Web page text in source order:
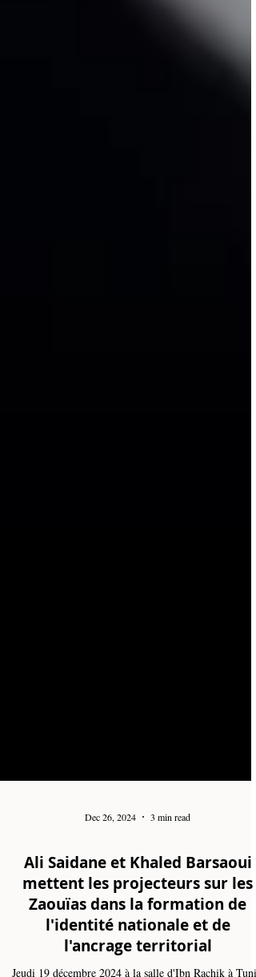
Dec 26, 2024 3 min read
Ali Saidane et Khaled Barsaoui
mettent les projecteurs sur les
Zaouïas dans la formation de